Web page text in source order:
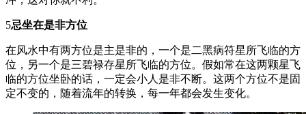
5忌坐在是非方位
在风水中有两方位是主是非的，一个是二黑病符星所飞临的方
位，另一个是三碧禄存星所飞临的方位。假如常在这两颗星飞
临的方位坐卧的话，一定会小人是非不断。这两个方位不是固
定不变的，随着流年的转换，每一年都会发生变化。